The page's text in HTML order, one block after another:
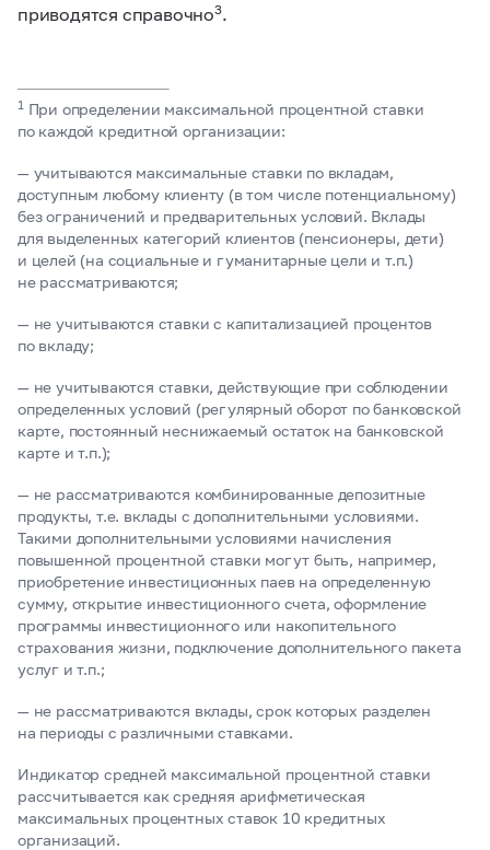
приводятся справочно3.
1При определении максимальной процентной ставки
по каждой кредитной организации:
— учитываются максимальные ставки по вкладам,
доступным любому клиенту (в том числе потенциальному)
без ограничений и предварительных условий. Вклады
для выделенных категорий клиентов (пенсионеры, дети)
и целей (на социальные и гуманитарные цели и т.п.)
не рассматриваются;
— не учитываются ставки с капитализацией процентов
по вкладу;
— не учитываются ставки, действующие при соблюдении
определенных условий (регулярный оборот по банковской
карте, постоянный неснижаемый остаток на банковской
карте и т.п.);
— не рассматриваются комбинированные депозитные
продукты, т.е. вклады с дополнительными условиями.
Такими дополнительными условиями начисления
повышенной процентной ставки могут быть, например,
приобретение инвестиционных паев на определенную
сумму, открытие инвестиционного счета, оформление
программы инвестиционного или накопительного
страхования жизни, подключение дополнительного пакета
услуг и т.п.;
— не рассматриваются вклады, срок которых разделен
на периоды с различными ставками.
Индикатор средней максимальной процентной ставки
рассчитывается как средняя арифметическая
максимальных процентных ставок 10 кредитных
организаций.